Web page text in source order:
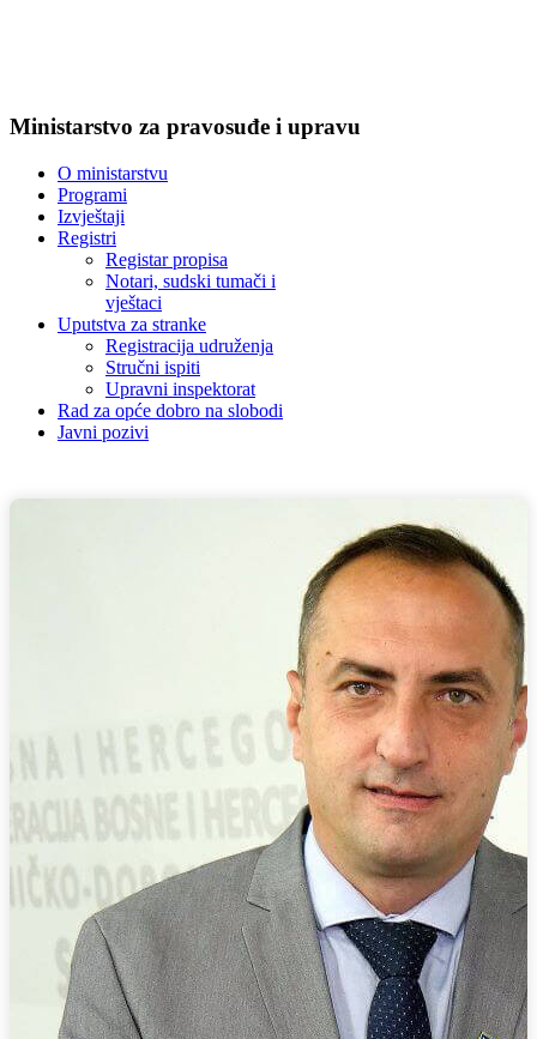
Ministarstvo za pravosuđe i upravu
O ministarstvu
Programi
Izvještaji
Registri
Registar propisa
Notari, sudski tumači i
vještaci
Uputstva za stranke
Registracija udruženja
Stručni ispiti
Upravni inspektorat
Rad za opće dobro na slobodi
Javni pozivi